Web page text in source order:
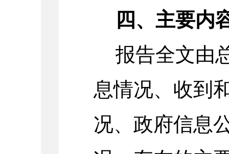
四、主要内
报告全文由
息情况、收到
况、政府信息